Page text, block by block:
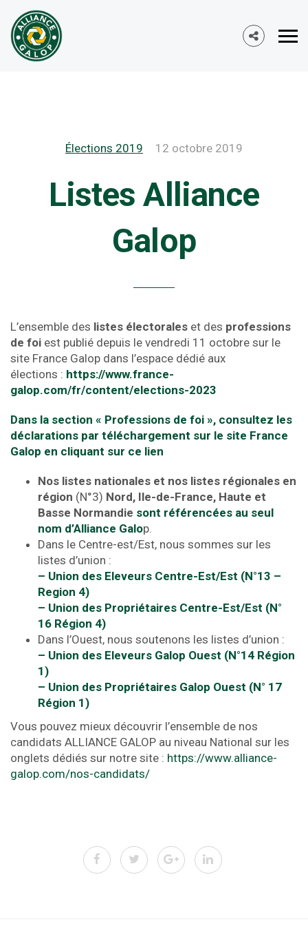
Élections 2019 12 octobre 2019
Listes Alliance
Galop
L’ensemble des listes électorales et des professions
de foi est publié depuis le vendredi 11 octobre sur le
site France Galop dans l’espace dédié aux
élections : https://www.france-
galop.com/fr/content/elections-2023
Dans la section « Professions de foi », consultez les
déclarations par téléchargement sur le site France
Galop en cliquant sur ce lien
Nos listes nationales et nos listes régionales en
région (N°3) Nord, Ile-de-France, Haute et
Basse Normandie sont référencées au seul
nom d’Alliance Galop.
Dans le Centre-est/Est, nous sommes sur les
listes d’union :
– Union des Eleveurs Centre-Est/Est (N°13 –
Region 4)
– Union des Propriétaires Centre-Est/Est (N°
16 Région 4)
Dans l’Ouest, nous soutenons les listes d’union :
– Union des Eleveurs Galop Ouest (N°14 Région
1)
– Union des Propriétaires Galop Ouest (N° 17
Région 1)
Vous pouvez mieux découvrir l’ensemble de nos
candidats ALLIANCE GALOP au niveau National sur les
onglets dédiés sur notre site : https://www.alliance-
galop.com/nos-candidats/